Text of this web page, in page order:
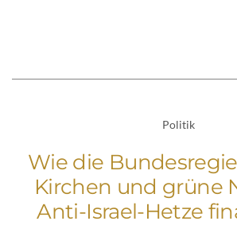
Politik
Wie die
Kirchen und grüne
Anti-Israel-Hetze